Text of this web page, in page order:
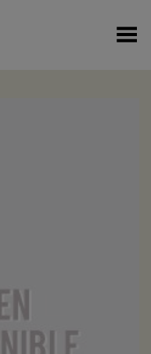
Menú Alterno